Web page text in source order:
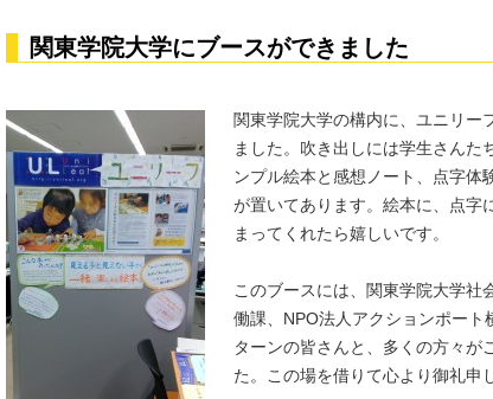
関東学院大学にブースができました
関東学院大学の構内に、ユニリー
ました。吹き出しには学生さんた
ンプル絵本と感想ノート、点字体
が置いてあります。絵本に、点字
まってくれたら嬉しいです。
このブースには、関東学院大学社
働課、NPO法人アクションポート
ターンの皆さんと、多くの方々が
た。この場を借りて心より御礼申